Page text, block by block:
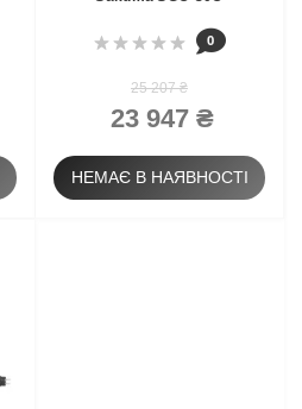
0
25 207 ₴
23 947 ₴
НЕМАЄ В НАЯВНОСТІ